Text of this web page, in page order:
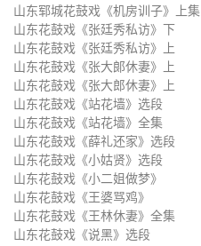
山东花鼓戏《秦雪梅吊孝》上
山东花鼓戏《蓝桥会》下
山东花鼓戏《花厅会》
山东花鼓戏 杨八郎探母 陈化举
山东花鼓戏 三皇治世 苗庆锁
山东花鼓戏 煎年糕 王巧灵
山东花鼓戏 顾来友赶脚 王允强 苑
山东郓城花鼓戏《机房训子》上集
山东花鼓戏《张廷秀私访》下
山东花鼓戏《张廷秀私访》上
山东花鼓戏《张大郞休妻》上
山东花鼓戏《张大郎休妻》上
山东花鼓戏《站花墙》选段
山东花鼓戏《站花墙》全集
山东花鼓戏《薛礼还家》选段
山东花鼓戏《小姑贤》选段
山东花鼓戏《小二姐做梦》
山东花鼓戏《王婆骂鸡》
山东花鼓戏《王林休妻》全集
山东花鼓戏《说黑》选段